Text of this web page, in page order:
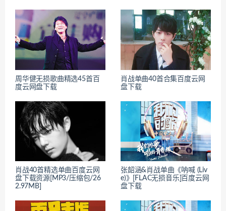
周华健无损歌曲精选45首百
度云网盘下载
肖战单曲40首合集百度云网
盘下载
肖战40首精选单曲百度云网
盘下载资源[MP3/压缩包/26
2.97MB]
张韶涵&肖战单曲《呐喊 (Liv
e)》[FLAC无损音乐]百度云网
盘下载